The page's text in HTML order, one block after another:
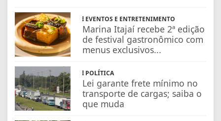
EVENTOS E ENTRETENIMENTO
Marina Itajaí recebe 2ª edição
de festival gastronômico com
menus exclusivos...
POLÍTICA
Lei garante frete mínimo no
transporte de cargas; saiba o
que muda